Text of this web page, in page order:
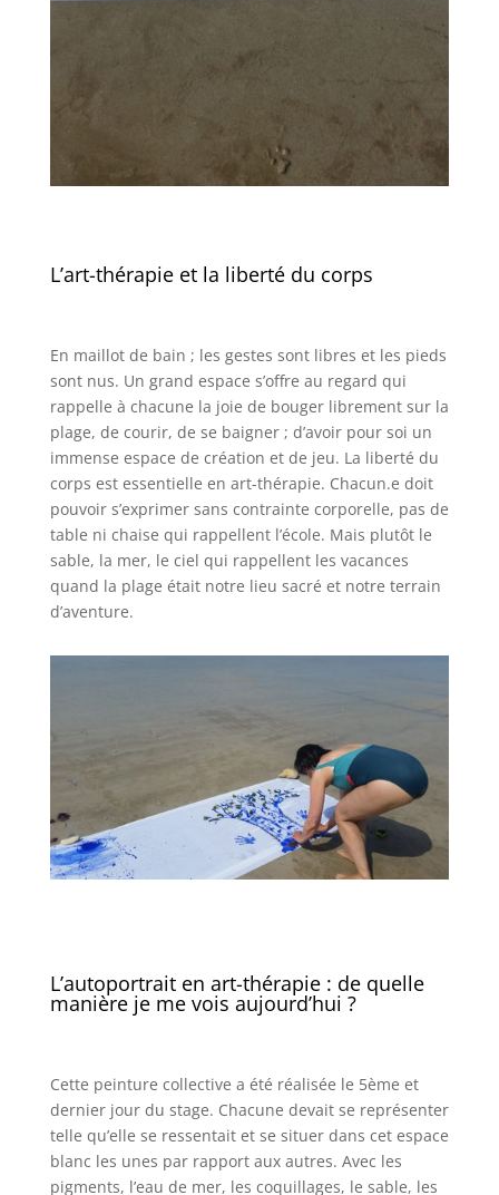
L’art-thérapie et la liberté du corps
En maillot de bain ; les gestes sont libres et les pieds
sont nus. Un grand espace s’offre au regard qui
rappelle à chacune la joie de bouger librement sur la
plage, de courir, de se baigner ; d’avoir pour soi un
immense espace de création et de jeu. La liberté du
corps est essentielle en art-thérapie. Chacun.e doit
pouvoir s’exprimer sans contrainte corporelle, pas de
table ni chaise qui rappellent l’école. Mais plutôt le
sable, la mer, le ciel qui rappellent les vacances
quand la plage était notre lieu sacré et notre terrain
d’aventure.
L’autoportrait en art-thérapie : de quelle
manière je me vois aujourd’hui ?
Cette peinture collective a été réalisée le 5ème et
dernier jour du stage. Chacune devait se représenter
telle qu’elle se ressentait et se situer dans cet espace
blanc les unes par rapport aux autres. Avec les
pigments, l’eau de mer, les coquillages, le sable, les